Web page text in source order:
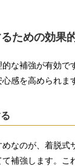
ための効果
な補強が有効で
感を高められま
なのが、着脱
補強します。